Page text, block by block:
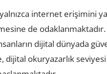
yalnızca internet erişimini
de
dijital dünyada
dijital okuryazarlık